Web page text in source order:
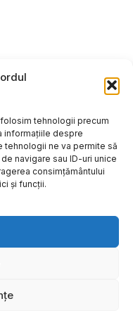
tehnologii precum
informațiile despre
tehnologii ne va permite să
navigare sau ID-uri unice
consimțământului
și funcții.